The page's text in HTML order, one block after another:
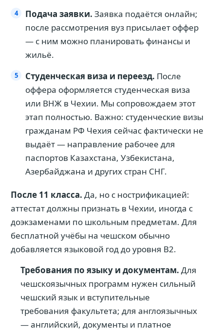
Подача заявки. Заявка подаётся онлайн;
после рассмотрения вуз присылает оффер
— с ним можно планировать финансы и
жильё.
Студенческая виза и переезд. После
оффера оформляется студенческая виза
или ВНЖ в Чехии. Мы сопровождаем этот
этап полностью. Важно: студенческие визы
гражданам РФ Чехия сейчас фактически не
выдаёт — направление рабочее для
паспортов Казахстана, Узбекистана,
Азербайджана и других стран СНГ.
После 11 класса. Да, но с нострификацией:
аттестат должны признать в Чехии, иногда с
доэкзаменами по школьным предметам. Для
бесплатной учёбы на чешском обычно
добавляется языковой год до уровня B2.
Требования по языку и документам. Для
чешскоязычных программ нужен сильный
чешский язык и вступительные
требования факультета; для англоязычных
— английский, документы и платное